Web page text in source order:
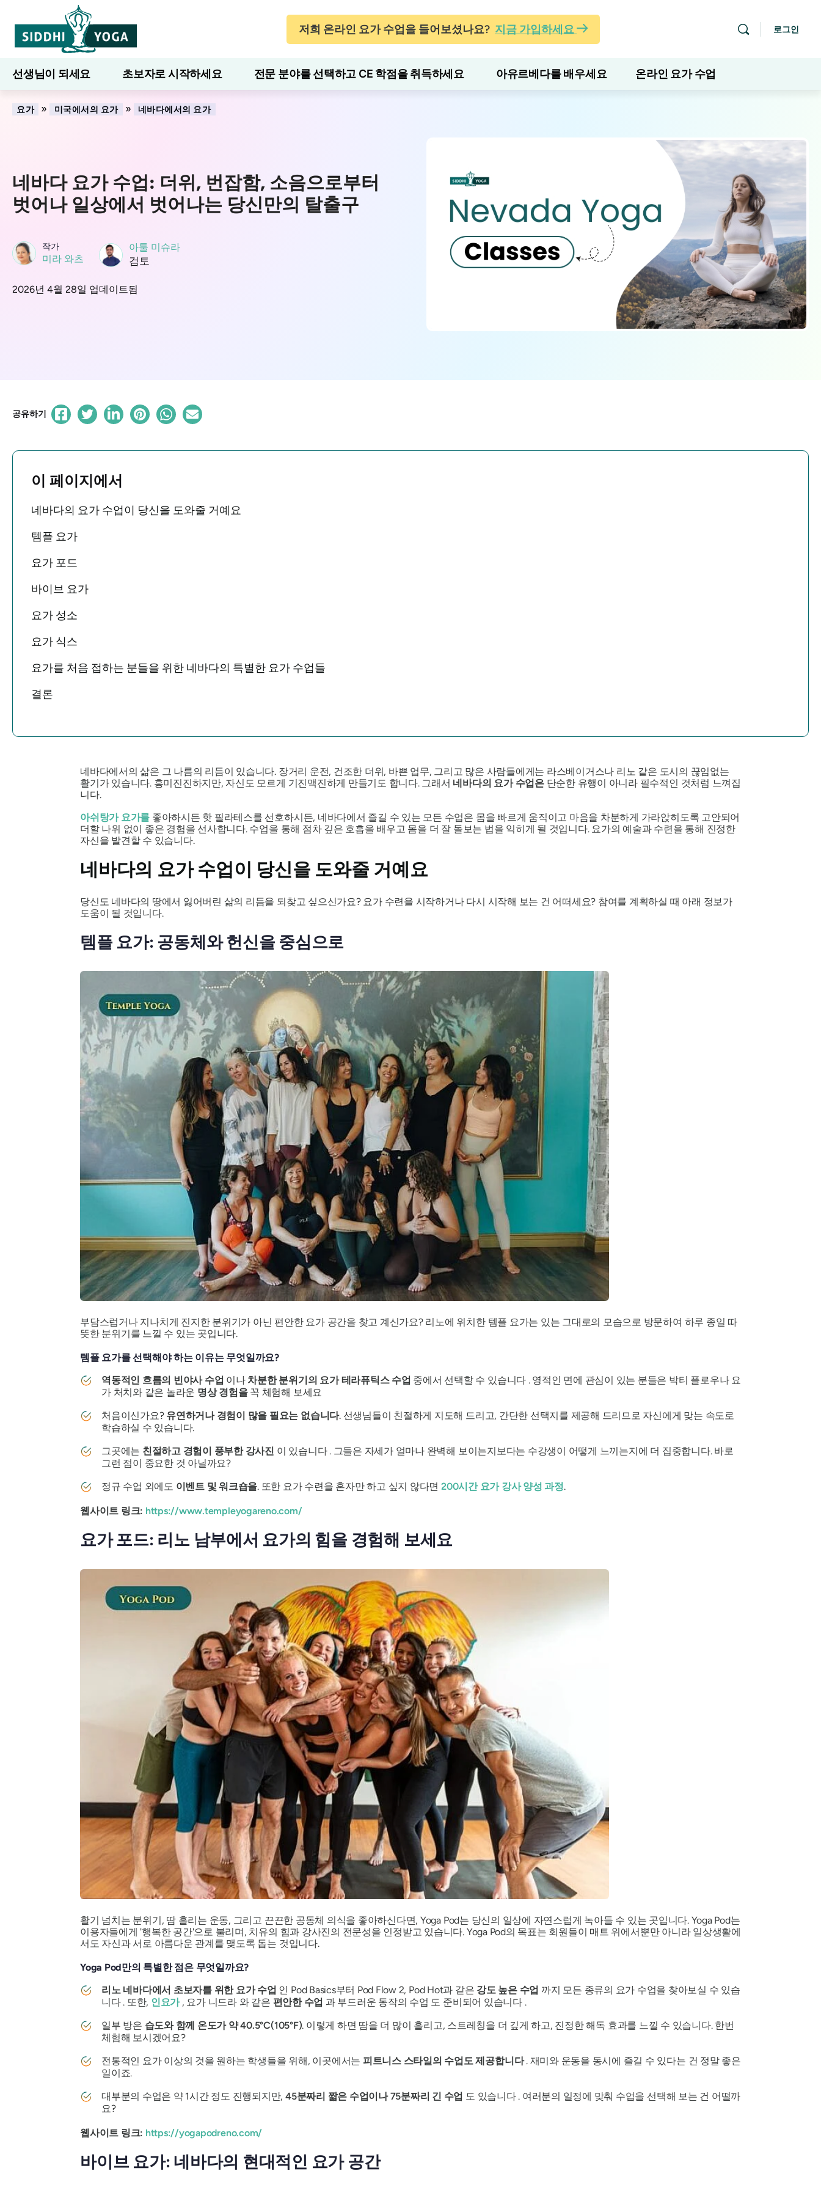
저희 온라인 요가 수업을 들어보셨나요? 지금 가입하세요 로그인
선생님이 되세요 초보자로 시작하세요 전문 분야를 선택하고 CE 학점을 취득하세요 아유르베다를 배우세요 온라인 요가 수업
7일간의 웰니스 블로그 배우다
요가 » 미국에서의 요가 » 네바다에서의 요가
네바다 요가 수업: 더위, 번잡함, 소음으로부터
벗어나 일상에서 벗어나는 당신만의 탈출구
작가
미라 와츠
아툴 미슈라
검토
2026년 4월 28일 업데이트됨
공유하기
이 페이지에서
네바다의 요가 수업이 당신을 도와줄 거예요
템플 요가
요가 포드
바이브 요가
요가 성소
요가 식스
요가를 처음 접하는 분들을 위한 네바다의 특별한 요가 수업들
결론
네바다에서의 삶은 그 나름의 리듬이 있습니다. 장거리 운전, 건조한 더위, 바쁜 업무, 그리고 많은 사람들에게는 라스베이거스나 리노 같은 도시의 끊임없는
활기가 있습니다. 흥미진진하지만, 자신도 모르게 기진맥진하게 만들기도 합니다. 그래서 네바다의 요가 수업은 단순한 유행이 아니라 필수적인 것처럼 느껴집
니다.
아쉬탕가 요가를 좋아하시든 핫 필라테스를 선호하시든, 네바다에서 즐길 수 있는 모든 수업은 몸을 빠르게 움직이고 마음을 차분하게 가라앉히도록 고안되어
더할 나위 없이 좋은 경험을 선사합니다. 수업을 통해 점차 깊은 호흡을 배우고 몸을 더 잘 돌보는 법을 익히게 될 것입니다. 요가의 예술과 수련을 통해 진정한
자신을 발견할 수 있습니다.
네바다의 요가 수업이 당신을 도와줄 거예요
당신도 네바다의 땅에서 잃어버린 삶의 리듬을 되찾고 싶으신가요? 요가 수련을 시작하거나 다시 시작해 보는 건 어떠세요? 참여를 계획하실 때 아래 정보가
도움이 될 것입니다.
템플 요가: 공동체와 헌신을 중심으로
부담스럽거나 지나치게 진지한 분위기가 아닌 편안한 요가 공간을 찾고 계신가요? 리노에 위치한 템플 요가는 있는 그대로의 모습으로 방문하여 하루 종일 따
뜻한 분위기를 느낄 수 있는 곳입니다.
템플 요가를 선택해야 하는 이유는 무엇일까요?
역동적인 흐름의 빈야사 수업 이나 차분한 분위기의 요가 테라퓨틱스 수업 중에서 선택할 수 있습니다 . 영적인 면에 관심이 있는 분들은 박티 플로우나 요
가 처치와 같은 놀라운 명상 경험을꼭 체험해 보세요
처음이신가요? 유연하거나 경험이 많을 필요는 없습니다. 선생님들이 친절하게 지도해 드리고, 간단한 선택지를 제공해 드리므로 자신에게 맞는 속도로
학습하실 수 있습니다.
그곳에는 친절하고 경험이 풍부한 강사진 이 있습니다 . 그들은 자세가 얼마나 완벽해 보이는지보다는 수강생이 어떻게 느끼는지에 더 집중합니다. 바로
그런 점이 중요한 것 아닐까요?
정규 수업 외에도 이벤트 및 워크숍을. 또한 요가 수련을 혼자만 하고 싶지 않다면 200시간 요가 강사 양성 과정.
웹사이트 링크: https://www.templeyogareno.com/
요가 포드: 리노 남부에서 요가의 힘을 경험해 보세요
활기 넘치는 분위기, 땀 흘리는 운동, 그리고 끈끈한 공동체 의식을 좋아하신다면, Yoga Pod는 당신의 일상에 자연스럽게 녹아들 수 있는 곳입니다. Yoga Pod는
이용자들에게 '행복한 공간'으로 불리며, 치유의 힘과 강사진의 전문성을 인정받고 있습니다. Yoga Pod의 목표는 회원들이 매트 위에서뿐만 아니라 일상생활에
서도 자신과 서로 아름다운 관계를 맺도록 돕는 것입니다.
Yoga Pod만의 특별한 점은 무엇일까요?
리노 네바다에서 초보자를 위한 요가 수업 인 Pod Basics부터 Pod Flow 2, Pod Hot과 같은 강도 높은 수업 까지 모든 종류의 요가 수업을 찾아보실 수 있습
니다 . 또한, 인요가, 요가 니드라 와 같은 편안한 수업 과 부드러운 동작의 수업 도 준비되어 있습니다 .
일부 방은 습도와 함께 온도가 약 40.5°C(105°F). 이렇게 하면 땀을 더 많이 흘리고, 스트레칭을 더 깊게 하고, 진정한 해독 효과를 느낄 수 있습니다. 한번
체험해 보시겠어요?
전통적인 요가 이상의 것을 원하는 학생들을 위해, 이곳에서는 피트니스 스타일의 수업도 제공합니다. 재미와 운동을 동시에 즐길 수 있다는 건 정말 좋은
일이죠.
대부분의 수업은 약 1시간 정도 진행되지만, 45분짜리 짧은 수업이나 75분짜리 긴 수업 도 있습니다 . 여러분의 일정에 맞춰 수업을 선택해 보는 건 어떨까
요?
웹사이트 링크: https://yogapodreno.com/
바이브 요가: 네바다의 현대적인 요가 공간